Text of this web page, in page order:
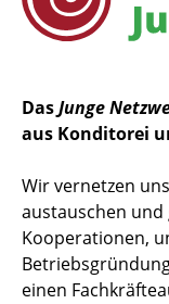
DasJunge
aus Konditorei
Wir vernetzen
austauschen und
Kooperationen,
einen